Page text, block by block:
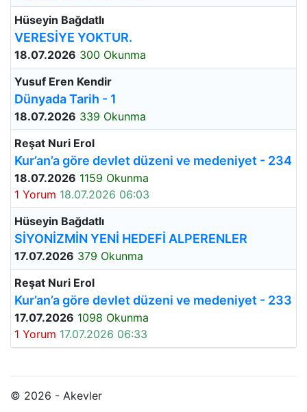
Hüseyin Bağdatlı
VERESİYE YOKTUR.
18.07.2026 300 Okunma
Yusuf Eren Kendir
Dünyada Tarih - 1
18.07.2026 339 Okunma
Reşat Nuri Erol
Kur’an’a göre devlet düzeni ve medeniyet - 234
18.07.2026 1159 Okunma
1 Yorum 18.07.2026 06:03
Hüseyin Bağdatlı
SİYONİZMİN YENİ HEDEFİ ALPERENLER
17.07.2026 379 Okunma
Reşat Nuri Erol
Kur’an’a göre devlet düzeni ve medeniyet - 233
17.07.2026 1098 Okunma
1 Yorum 17.07.2026 06:33
© 2026 - Akevler